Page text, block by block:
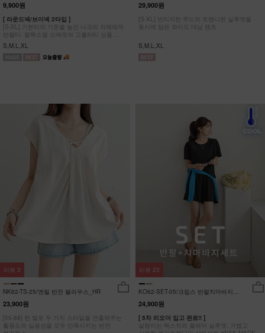
9,900원
[ 라운드넥/브이넥 2타입 ]
[S-XL] 기본티의 기준을 높인 나크의 자체제작
반팔티. 팔뚝소멸 소매핏의 고퀄리티 상품
#NAK MADE.
S,M,L,XL
29,900원
[S-XL] 빈티지한 무드와 트렌디한 실루엣을
동시에 담은 와이드 데님 팬츠
S,M,L,XL
NK62-TS-25/엔릴 반전 블라우스_HR
23,900원
[55-88] 한 벌로 두 가지 스타일을 연출해주는
활용도와 실용성을 모두 만족시키는 반전
리뷰 3
KO62-SET-05/크립스 반팔치마바지세
트_HR
24,900원
[ 5차 리오더 입고 완료!! ]
살랑이는 텍스처와 플레어 실루엣, 가볍고
리뷰 23